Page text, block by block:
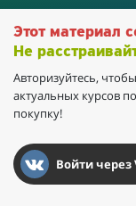
Этот материал
Не
Авторизуйтесь,
актуальных курсов
покупку!
Войти через